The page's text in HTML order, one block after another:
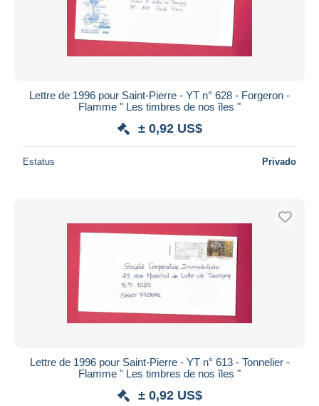
Lettre de 1996 pour Saint-Pierre - YT n° 628 - Forgeron -
Flamme " Les timbres de nos îles "
± 0,92 US$
Estatus Privado
Lettre de 1996 pour Saint-Pierre - YT n° 613 - Tonnelier -
Flamme " Les timbres de nos îles "
± 0,92 US$